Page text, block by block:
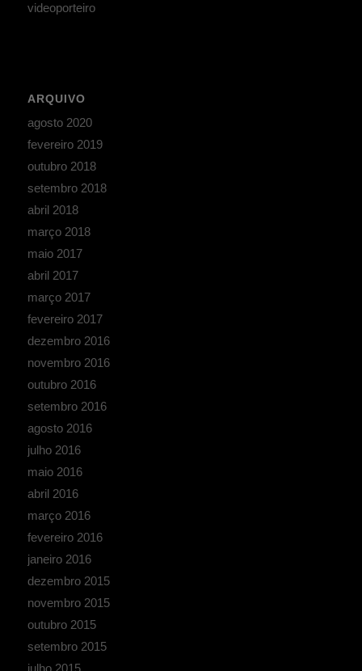
videoporteiro
ARQUIVO
agosto 2020
fevereiro 2019
outubro 2018
setembro 2018
abril 2018
março 2018
maio 2017
abril 2017
março 2017
fevereiro 2017
dezembro 2016
novembro 2016
outubro 2016
setembro 2016
agosto 2016
julho 2016
maio 2016
abril 2016
março 2016
fevereiro 2016
janeiro 2016
dezembro 2015
novembro 2015
outubro 2015
setembro 2015
julho 2015